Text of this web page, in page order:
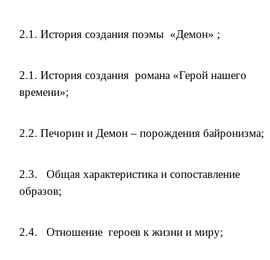
2.1. История создания поэмы «Демон» ;
2.1. История создания романа «Герой нашего
времени»;
2.2. Печорин и Демон – порождения байронизма;
2.3. Общая характеристика и сопоставление
образов;
2.4. Отношение героев к жизни и миру;